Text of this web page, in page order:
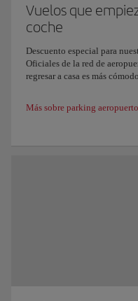
Vuelos que
coche
Descuento especial para
Oficiales de la red de
regresar a casa es más
Más sobre parking